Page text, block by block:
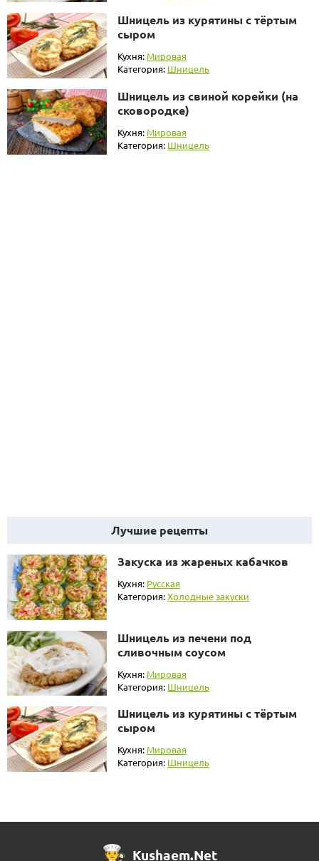
Шницель из курятины с тёртым
сыром
Кухня: Мировая
Категория: Шницель
Шницель из свиной корейки (на
сковородке)
Кухня: Мировая
Категория: Шницель
Лучшие рецепты
Закуска из жареных кабачков
Кухня: Русская
Категория:Холодные закуски
Шницель из печени под
сливочным соусом
Кухня: Мировая
Категория: Шницель
Шницель из курятины с тёртым
сыром
Кухня:Мировая
Категория: Шницель
Kushaem.Net